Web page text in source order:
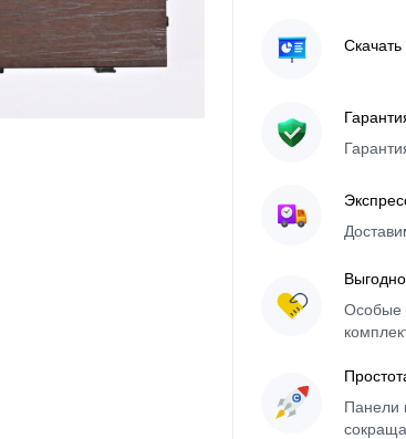
Особые
Панели